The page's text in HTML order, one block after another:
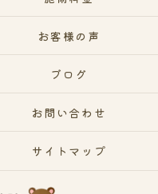
お客様の声
ブログ
お問い合わせ
サイトマップ